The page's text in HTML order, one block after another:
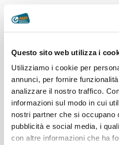
Questo sito web utilizza i
Utilizziamo i cookie per
annunci, per fornire
analizzare il nostro traffico.
informazioni sul modo in cui
nostri partner che si occupano
pubblicità e social media, i
con altre informazioni che ha